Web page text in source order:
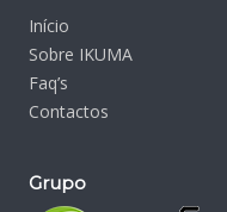
Início
Sobre IKUMA
Faq’s
Contactos
Grupo